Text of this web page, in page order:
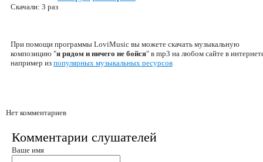
Скачали: 3 раз
При помощи программы LoviMusic вы можете скачать музыкальную
композицию "я рядом и ничего не бойся" в mp3 на любом сайте в
например из популярных музыкальных ресурсов
Нет комментариев
Комментарии слушателей
Ваше имя